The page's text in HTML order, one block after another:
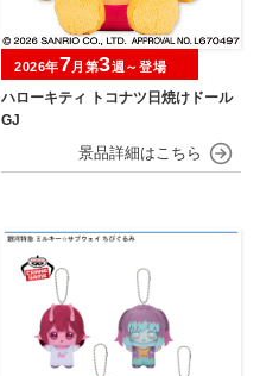
ハローキティ トコナツ日焼けドール
GJ
2026年7月第3週～登場